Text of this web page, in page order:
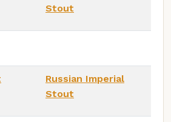
Stout
Russian Imperial
Stout